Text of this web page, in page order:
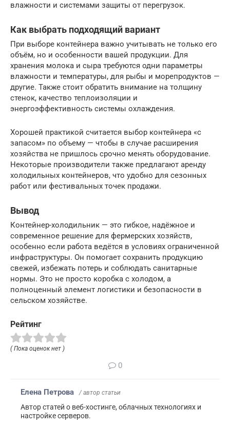
влажности и системами защиты от перегрузок.
Как выбрать подходящий вариант
При выборе контейнера важно учитывать не только его
объём, но и особенности вашей продукции. Для
хранения молока и сыра требуются одни параметры
влажности и температуры, для рыбы и морепродуктов —
другие. Также стоит обратить внимание на толщину
стенок, качество теплоизоляции и
энергоэффективность системы охлаждения.
Хорошей практикой считается выбор контейнера «с
запасом» по объему — чтобы в случае расширения
хозяйства не пришлось срочно менять оборудование.
Некоторые производители также предлагают аренду
холодильных контейнеров, что удобно для сезонных
работ или фестивальных точек продажи.
Вывод
Контейнер-холодильник — это гибкое, надёжное и
современное решение для фермерских хозяйств,
особенно если работа ведётся в условиях ограниченной
инфраструктуры. Он помогает сохранить продукцию
свежей, избежать потерь и соблюдать санитарные
нормы. Это не просто коробка с холодом, а
полноценный элемент логистики и безопасности в
сельском хозяйстве.
Рейтинг
( Пока оценок нет )
0
Елена Петрова / автор статьи
Автор статей о веб-хостинге, облачных технологиях и
настройке серверов.